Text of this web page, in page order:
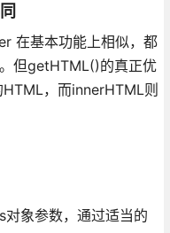
在基本功能上相似，都
但getHTML()的真正优
，而innerHTML则
象参数，通过适当的